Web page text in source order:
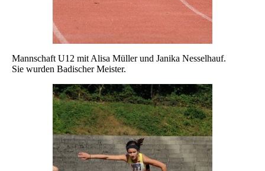
Mannschaft U12 mit Alisa Müller und Janika Nesselhauf.
Sie wurden Badischer Meister.